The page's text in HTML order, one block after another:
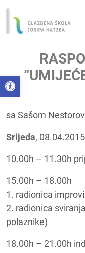
Open toolbar
sa Sašom
Srijeda,
10.00h – 11.30h
15.00h – 18.00h
1. radionica
2. radionica
polaznike)
18.00h – 21.00h